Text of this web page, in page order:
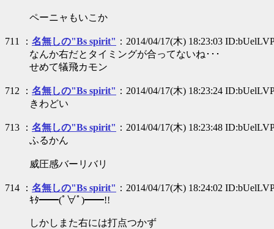
ペーニャもいこか
711 ： 名無しの"Bs spirit" ：2014/04/17(木) 18:23:03
なんか右だとタイミングが合ってないね･･･
せめて犠飛カモン
712 ： 名無しの"Bs spirit" ：2014/04/17(木) 18:23:24
きわどい
713 ： 名無しの"Bs spirit" ：2014/04/17(木) 18:23:48
ふるかん
威圧感バーリバリ
714 ： 名無しの"Bs spirit" ：2014/04/17(木) 18:24:02
ｷﾀ━━(ﾟ∀ﾟ)━━!!
しかしまた右には打点つかず